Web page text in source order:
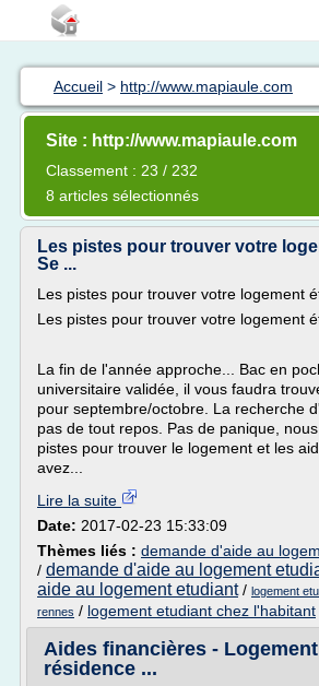
Accueil > http://www.mapiaule.com
Site : http://www.mapiaule.com
Classement : 23 / 232
8 articles sélectionnés
Les pistes pour trouver votre
Se ...
Les pistes pour trouver votre logement
Les pistes pour trouver votre logement
La fin de l'année approche... Bac en
universitaire validée, il vous faudra
pour septembre/octobre. La recherche
pas de tout repos. Pas de panique,
pistes pour trouver le logement et les
avez...
Lire la suite
Date: 2017-02-23 15:33:09
Thèmes liés : demande d'aide au
/ demande d'aide au logement
aide au logement etudiant/ logement
rennes / logement etudiant chez l'habitant
Aides financières -
résidence ...